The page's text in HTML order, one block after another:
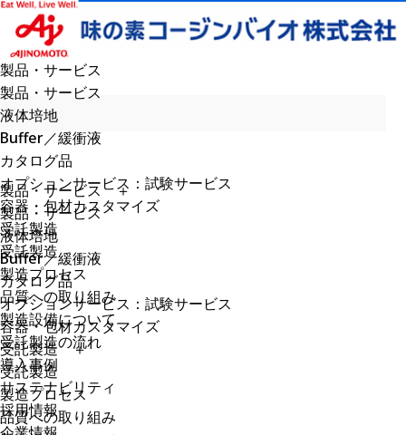
製品・サービス
製品・サービス
液体培地
Buffer／緩衝液
カタログ品
オプションサービス：試験サービス
容器・包材カスタマイズ
受託製造
受託製造
製造プロセス
品質への取り組み
製造設備について
受託製造の流れ
導入事例
サステナビリティ
採用情報
製品・サービス＋
製品・サービス
液体培地
Buffer／緩衝液
カタログ品
オプションサービス：試験サービス
容器・包材カスタマイズ
受託製造＋
受託製造
製造プロセス
品質への取り組み